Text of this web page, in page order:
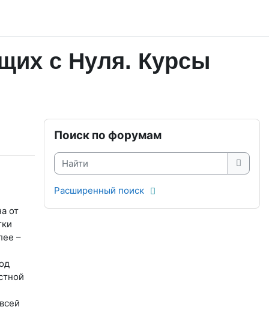
с Нуля. Курсы
от
–
Блоки
Пропустить Поиск по форумам
Поиск по форумам
Найти
Найти
Расширенный поиск